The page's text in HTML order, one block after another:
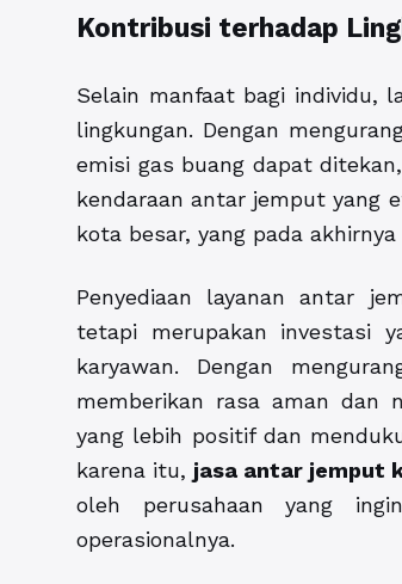
Kontribusi terhadap
Selain manfaat bagi individu,
lingkungan. Dengan
emisi gas buang dapat
kendaraan antar jemput yang
kota besar, yang pada
Penyediaan layanan antar
tetapi merupakan investasi
karyawan. Dengan
memberikan rasa aman dan
yang lebih positif dan
karena itu, jasa antar jemput
oleh perusahaan yang
operasionalnya.